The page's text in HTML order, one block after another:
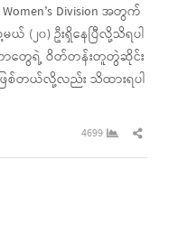
Women’s Division အတွက်
ယ် (၂၀) ဦးရှိနေပြီလို့သိရပါ
တာတွေရဲ့ ဝိတ်တန်းတူတွဲဆိုင်း
ြစ်တယ်လို့လည်း သိထားရပါ
4699